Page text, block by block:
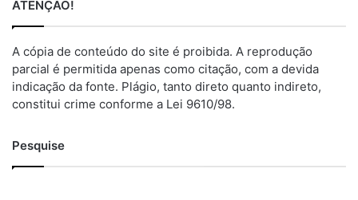
ATENÇÃO!
A cópia de conteúdo do site é proibida. A reprodução
parcial é permitida apenas como citação, com a devida
indicação da fonte. Plágio, tanto direto quanto indireto,
constitui crime conforme a Lei 9610/98.
Pesquise